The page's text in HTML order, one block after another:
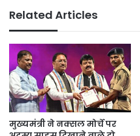
केदार
कश्यप
Related Articles
मुख्यमंत्री ने नक्सल मोर्चे पर